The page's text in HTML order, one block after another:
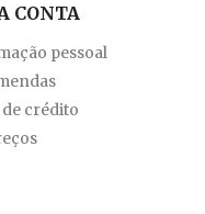
CONTA
pessoal
de crédito